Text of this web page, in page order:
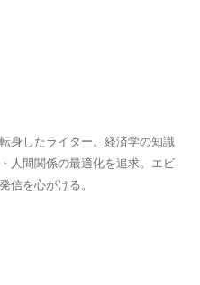
身したライター。経済学の知識
人間関係の最適化を追求。エビ
信を心がける。